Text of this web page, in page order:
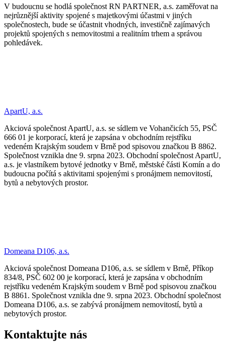
V budoucnu se hodlá společnost RN PARTNER, a.s. zaměřovat na
nejrůznější aktivity spojené s majetkovými účastmi v jiných
společnostech, bude se účastnit vhodných, investičně zajímavých
projektů spojených s nemovitostmi a realitním trhem a správou
pohledávek.
ApartU, a.s.
Akciová společnost ApartU, a.s. se sídlem ve Vohančicích 55, PSČ
666 01 je korporací, která je zapsána v obchodním rejstříku
vedeném Krajským soudem v Brně pod spisovou značkou B 8862.
Společnost vznikla dne 9. srpna 2023. Obchodní společnost ApartU,
a.s. je vlastníkem bytové jednotky v Brně, městské části Komín a do
budoucna počítá s aktivitami spojenými s pronájmem nemovitostí,
bytů a nebytových prostor.
Domeana D106, a.s.
Akciová společnost Domeana D106, a.s. se sídlem v Brně, Příkop
834/8, PSČ 602 00 je korporací, která je zapsána v obchodním
rejstříku vedeném Krajským soudem v Brně pod spisovou značkou
B 8861. Společnost vznikla dne 9. srpna 2023. Obchodní společnost
Domeana D106, a.s. se zabývá pronájmem nemovitostí, bytů a
nebytových prostor.
Kontaktujte nás